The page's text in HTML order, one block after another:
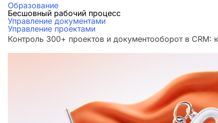
Образование
Бесшовный рабочий процесс
Управление документами
Управление проектами
Контроль 300+ проектов и документооборот в CRM: